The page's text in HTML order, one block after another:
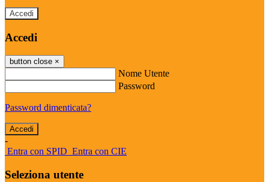
Accedi
Accedi
button close ×
Nome Utente
Password
Password dimenticata?
-
Entra con SPID Entra con CIE
Seleziona utente